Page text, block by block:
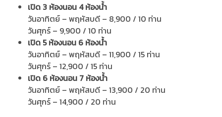
เปิด 3 ห้องนอน 4 ห้องน้ำ
วันอาทิตย์ – พฤหัสบดี – 8,900 / 10 ท่าน
วันศุกร์ – 9,900 / 10 ท่าน
เปิด 5 ห้องนอน 6 ห้องน้ำ
วันอาทิตย์ – พฤหัสบดี – 11,900 / 15 ท่าน
วันศุกร์ – 12,900 / 15 ท่าน
เปิด 6 ห้องนอน 7 ห้องน้ำ
วันอาทิตย์ – พฤหัสบดี – 13,900 / 20 ท่าน
วันศุกร์ – 14,900 / 20 ท่าน